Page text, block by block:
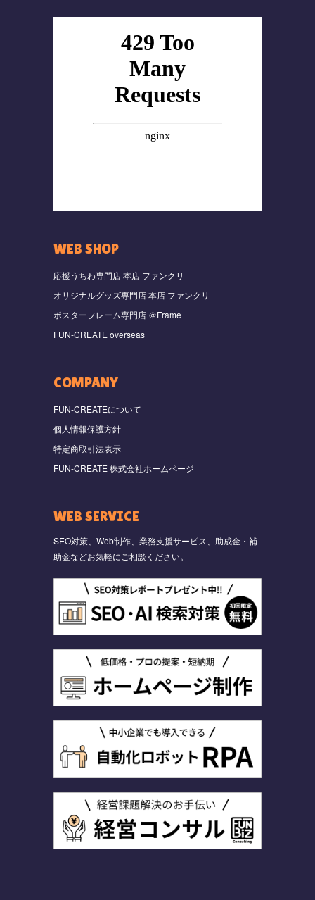
WEB SHOP
応援うちわ専門店 本店 ファンクリ
オリジナルグッズ専門店 本店 ファンクリ
ポスターフレーム専門店 ＠Frame
FUN-CREATE overseas
COMPANY
FUN-CREATEについて
個人情報保護方針
特定商取引法表示
FUN-CREATE 株式会社ホームページ
WEB SERVICE
SEO対策、Web制作、業務支援サービス、助成金・補
助金などお気軽にご相談ください。